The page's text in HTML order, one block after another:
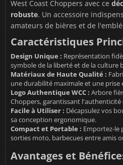
West Coast Choppers avec ce
robuste. Un accessoire
amateurs de bières et de
Caractéristiques
Design Unique : Représentation
symbole de la liberté et de la culture
Matériaux de Haute Qualité :
une durabilité maximale et une
Logo Authentique WCC : Arbore
Choppers, garantissant
Facile à Utiliser : Décapsulez vos
sa conception ergonomique.
Compact et Portable : Emportez-le
sorties moto, barbecues entre amis
Avantages et